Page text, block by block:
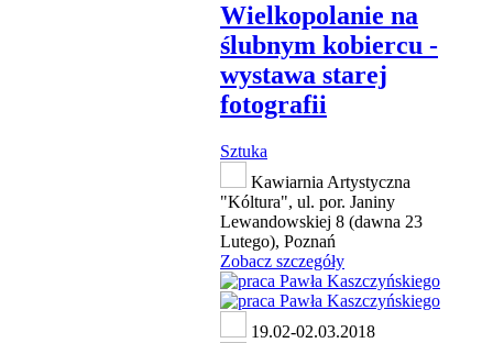
Wielkopolanie na
ślubnym kobiercu -
wystawa starej
fotografii
Sztuka
Kawiarnia Artystyczna
"Kóltura", ul. por. Janiny
Lewandowskiej 8 (dawna 23
Lutego), Poznań
Zobacz szczegóły
19.02-02.03.2018